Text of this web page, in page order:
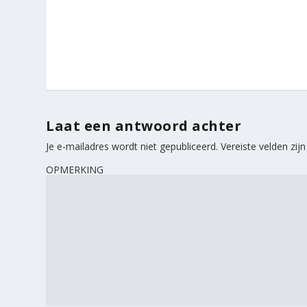
Laat een antwoord achter
Je e-mailadres wordt niet gepubliceerd. Vereiste velden
OPMERKING